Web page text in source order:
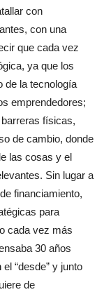
con
con una
que cada vez
ya que los
de la tecnología
emprendedores;
físicas,
de cambio, donde
las cosas y el
Sin lugar a
financiamiento,
para
cada vez más
30 años
“desde” y junto
de